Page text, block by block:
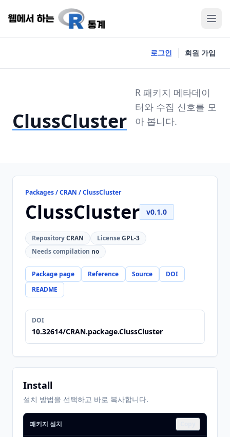
로그인 회원 가입
ClussCluster
R 패키지 메타데이
터와 수집 신호를 모
아 봅니다.
Packages / CRAN / ClussCluster
ClussCluster v0.1.0
RepositoryCRAN LicenseGPL-3
Needs compilation no
Package page Reference Source
DOI
README
DOI
10.32614/CRAN.package.ClussCluster
Install
설치 방법을 선택하고 바로 복사합니다.
패키지 설치